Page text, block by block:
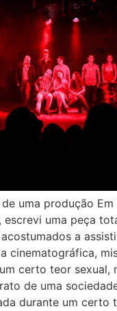
uma produção
escrevi uma peça
a
cinematográfica,
certo teor sexual,
de uma
durante um certo